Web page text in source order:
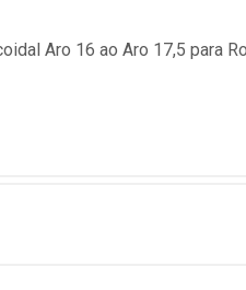
Aro 16 ao Aro 17,5 para